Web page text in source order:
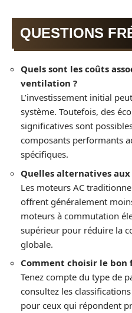
QUESTIONS
Quels sont les coûts
ventilation ?
L’investissement initial
système. Toutefois, des
significatives sont
composants performants
spécifiques.
Quelles alternatives
Les moteurs AC
offrent généralement
moteurs à commutation
supérieur pour réduire la
globale.
Comment choisir le bon
Tenez compte du type de
consultez les
pour ceux qui répondent